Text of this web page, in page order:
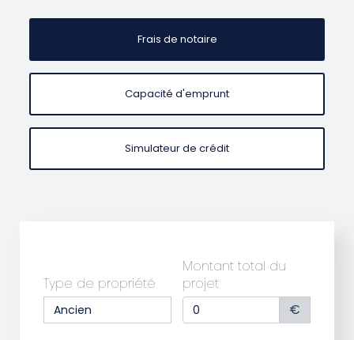
Frais de notaire
Capacité d'emprunt
Simulateur de crédit